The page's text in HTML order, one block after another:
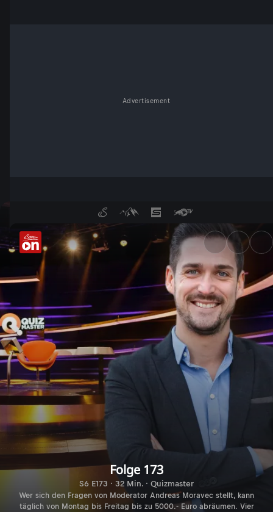
Advertisement
Folge 173 - ServusTV On
Folge 173
S6 E173 · 32 Min. · Quizmaster
Wer sich den Fragen von Moderator Andreas Moravec stellt, kann
täglich von Montag bis Freitag bis zu 5000.- Euro abräumen. Vier